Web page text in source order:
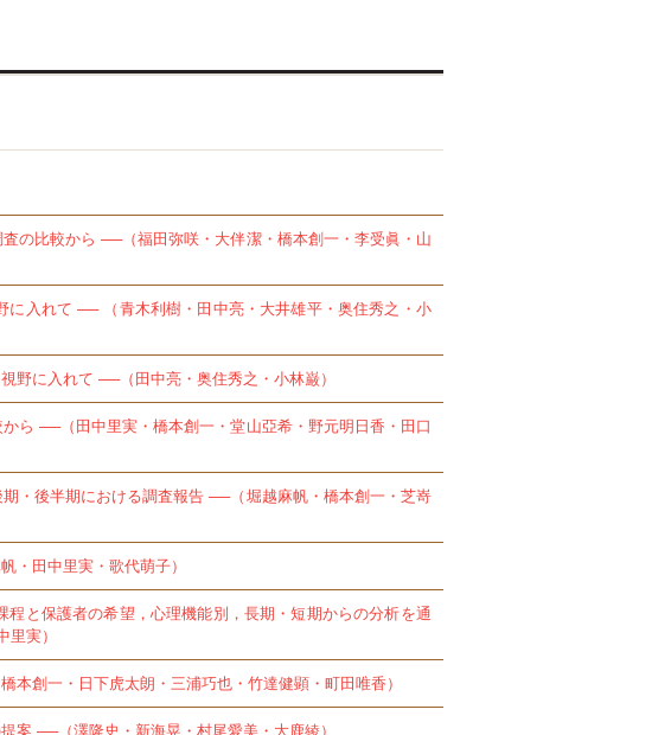
の比較から ──（福田弥咲・大伴潔・橋本創一・李受眞・山
入れて ── （青木利樹・田中亮・大井雄平・奥住秀之・小
野に入れて ──（田中亮・奥住秀之・小林巌）
ら ──（田中里実・橋本創一・堂山亞希・野元明日香・田口
・後半期における調査報告 ──（堀越麻帆・橋本創一・芝嵜
・田中里実・歌代萌子）
と保護者の希望，心理機能別，長期・短期からの分析を通
実）
創一・日下虎太朗・三浦巧也・竹達健顕・町田唯香）
案 ──（澤隆史・新海晃・村尾愛美・大鹿綾）